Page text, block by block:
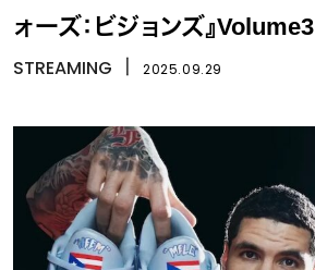
ォーズ：ビジョンズ』Volume3
STREAMING 2025.09.29